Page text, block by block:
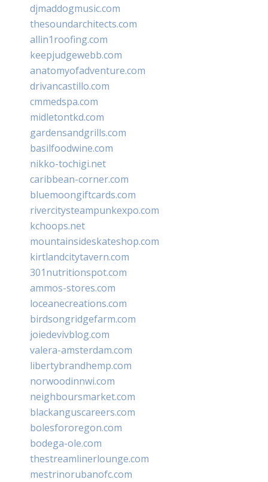
djmaddogmusic.com
thesoundarchitects.com
allin1roofing.com
keepjudgewebb.com
anatomyofadventure.com
drivancastillo.com
cmmedspa.com
midletontkd.com
gardensandgrills.com
basilfoodwine.com
nikko-tochigi.net
caribbean-corner.com
bluemoongiftcards.com
rivercitysteampunkexpo.com
kchoops.net
mountainsideskateshop.com
kirtlandcitytavern.com
301nutritionspot.com
ammos-stores.com
loceanecreations.com
birdsongridgefarm.com
joiedevivblog.com
valera-amsterdam.com
libertybrandhemp.com
norwoodinnwi.com
neighboursmarket.com
blackanguscareers.com
bolesfororegon.com
bodega-ole.com
thestreamlinerlounge.com
mestrinorubanofc.com